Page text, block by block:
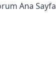
Ana Sayfa